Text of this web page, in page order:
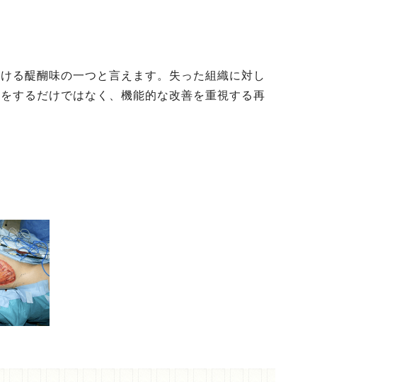
る醍醐味の一つと言えます。失った組織に対し
するだけではなく、機能的な改善を重視する再